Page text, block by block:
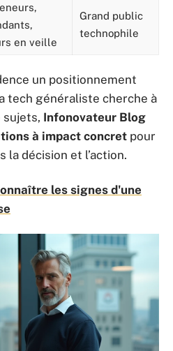
en veille
Grand public
technophile
un positionnement
tech généraliste cherche à
sujets, Infonovateur Blog
à impact concret pour
décision et l’action.
les signes d'une